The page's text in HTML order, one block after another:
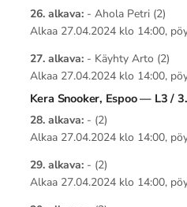
26. alkava:- Ahola Petri (2)
Alkaa 27.04.2024 klo 14:00,
27. alkava:- Käyhty Arto (2)
Alkaa 27.04.2024 klo 14:00,
Kera Snooker, Espoo — L3 /
28. alkava:- (2)
Alkaa 27.04.2024 klo 14:00,
29. alkava:- (2)
Alkaa 27.04.2024 klo 14:00,